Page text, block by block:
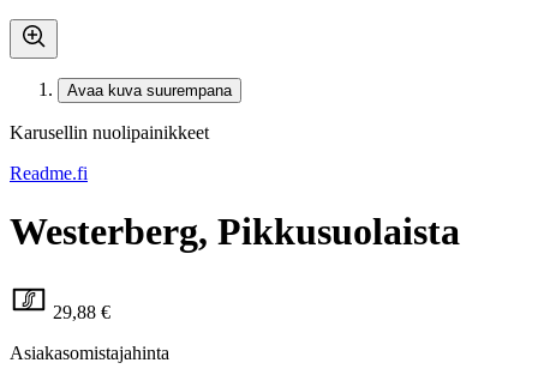
Avaa kuva suurempana
Karusellin nuolipainikkeet
Readme.fi
Westerberg, Pikkusuolaista
29,88 €
Asiakasomistajahinta